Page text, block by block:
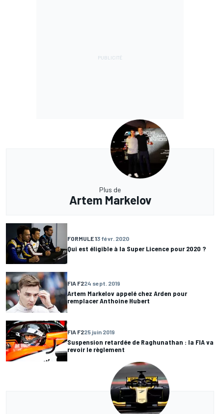
Plus de
Artem Markelov
FORMULE 13 févr. 2020
Qui est éligible à la Super Licence pour 2020 ?
FIA F224 sept. 2019
Artem Markelov appelé chez Arden pour
remplacer Anthoine Hubert
FIA F225 juin 2019
Suspension retardée de Raghunathan : la FIA va
revoir le règlement